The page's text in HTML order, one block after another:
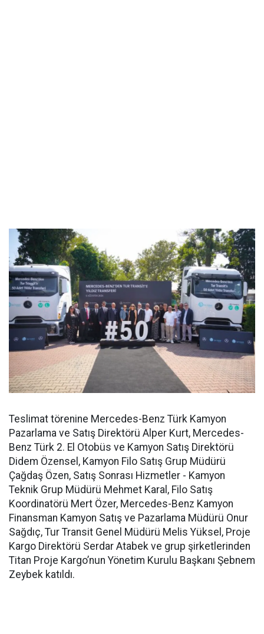
Teslimat törenine Mercedes-Benz Türk Kamyon
Pazarlama ve Satış Direktörü Alper Kurt, Mercedes-
Benz Türk 2. El Otobüs ve Kamyon Satış Direktörü
Didem Özensel, Kamyon Filo Satış Grup Müdürü
Çağdaş Özen, Satış Sonrası Hizmetler - Kamyon
Teknik Grup Müdürü Mehmet Karal, Filo Satış
Koordinatörü Mert Özer, Mercedes-Benz Kamyon
Finansman Kamyon Satış ve Pazarlama Müdürü Onur
Sağdıç, Tur Transit Genel Müdürü Melis Yüksel, Proje
Kargo Direktörü Serdar Atabek ve grup şirketlerinden
Titan Proje Kargo’nun Yönetim Kurulu Başkanı Şebnem
Zeybek katıldı.